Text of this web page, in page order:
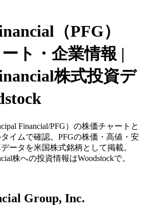
（PFG）
ト・企業情報 |
株式投資デ
Financial/PFG）の株価チャートと
イムで確認。PFGの株価・高値・安
ータを米国株式銘柄として掲載。
株への投資情報はWoodstockで。
Group, Inc.